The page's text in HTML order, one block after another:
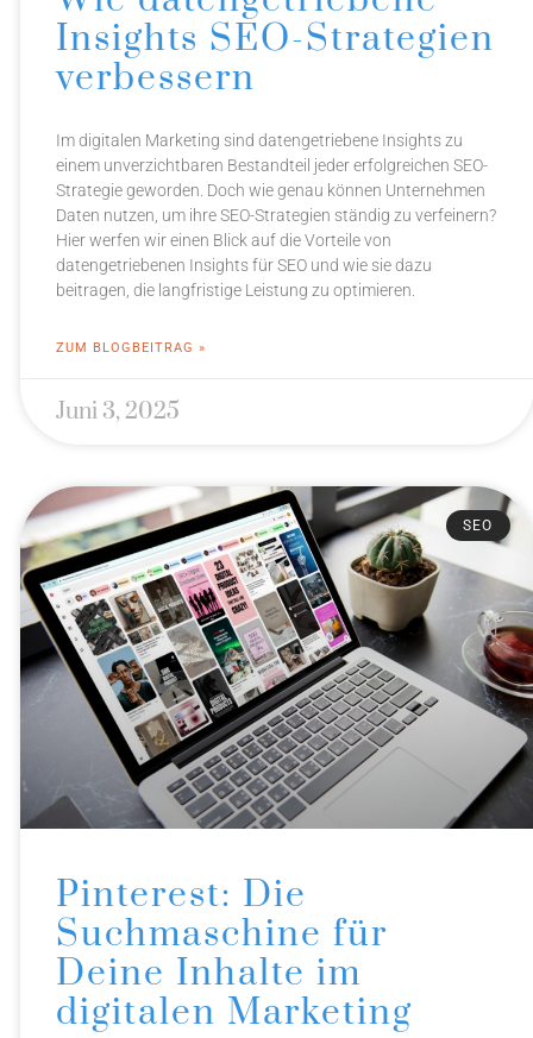
Insights SEO-Strategien
verbessern
Im digitalen Marketing sind datengetriebene Insights zu
einem unverzichtbaren Bestandteil jeder erfolgreichen SEO-
Strategie geworden. Doch wie genau können Unternehmen
Daten nutzen, um ihre SEO-Strategien ständig zu verfeinern?
Hier werfen wir einen Blick auf die Vorteile von
datengetriebenen Insights für SEO und wie sie dazu
beitragen, die langfristige Leistung zu optimieren.
ZUM BLOGBEITRAG »
Juni 3, 2025
SEO
Pinterest: Die
Suchmaschine für
Deine Inhalte im
digitalen Marketing